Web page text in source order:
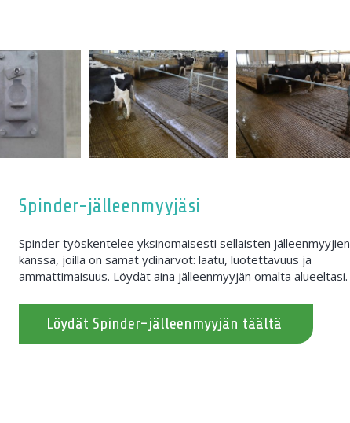
Spinder-jälleenmyyjäsi
Spinder työskentelee yksinomaisesti sellaisten jälleenmyyjien
kanssa, joilla on samat ydinarvot: laatu, luotettavuus ja
ammattimaisuus. Löydät aina jälleenmyyjän omalta alueeltasi.
Löydät Spinder-jälleenmyyjän täältä